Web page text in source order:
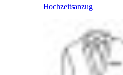
Hochzeitsanzug